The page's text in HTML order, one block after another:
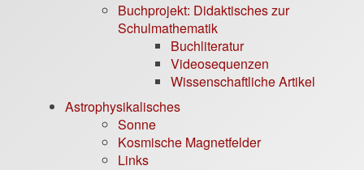
Buchprojekt: Didaktisches zur
Schulmathematik
Buchliteratur
Videosequenzen
Wissenschaftliche Artikel
Astrophysikalisches
Sonne
Kosmische Magnetfelder
Links